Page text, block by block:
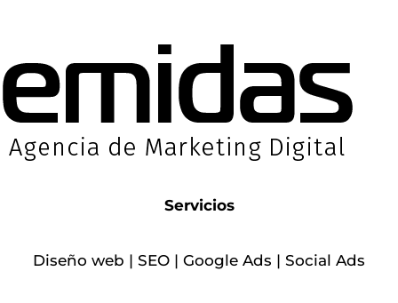
Servicios
Diseño web | SEO | Google Ads | Social Ads